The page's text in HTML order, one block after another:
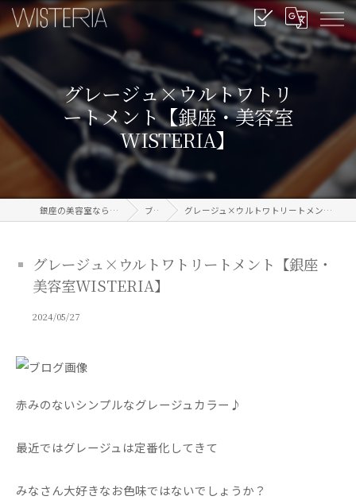
グレージュ×ウルトワトリ
ートメント【銀座・美容室
WISTERIA】
銀座の美容室なら信頼のWISTERIA ブログ グレージュ×ウルトワトリートメント【銀座・美容室WISTERIA】
グレージュ×ウルトワトリートメント【銀座・
美容室WISTERIA】
2024/05/27
赤みのないシンプルなグレージュカラー♪
最近ではグレージュは定番化してきて
みなさん大好きなお色味ではないでしょうか？